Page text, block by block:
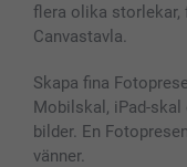
flera olika storlekar,
Canvastavla.
Skapa fina
Mobilskal, iPad-
bilder. En
vänner.